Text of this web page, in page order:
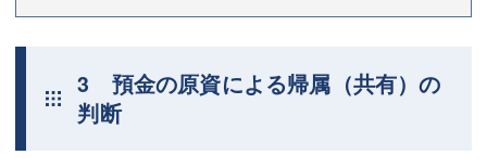
3 預金の原資による帰属（共有）の
判断